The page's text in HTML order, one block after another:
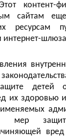
контент-
сайтам
ресурсам
интернет-
детей
их здоровью
мер